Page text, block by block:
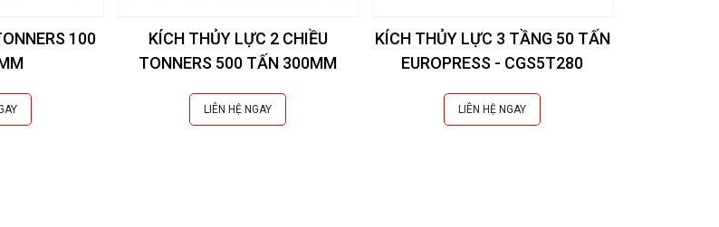
100
KÍCH THỦY LỰC 2 CHIỀU
TONNERS 500 TẤN 300MM
LIÊN HỆ NGAY
KÍCH THỦY LỰC 3 TẦNG 50 TẤN
EUROPRESS - CGS5T280
LIÊN HỆ NGAY